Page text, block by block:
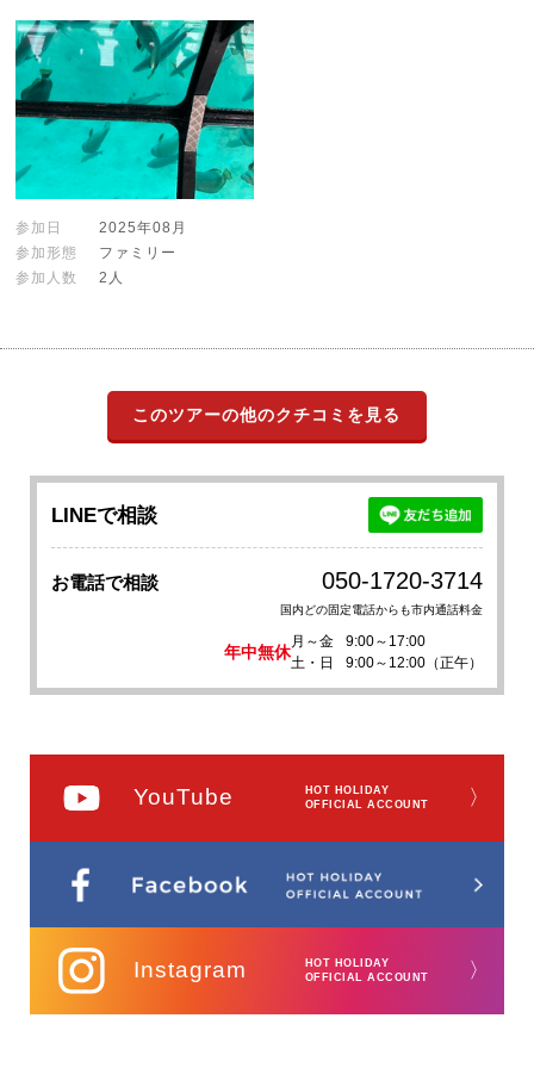
参加日
2025年08月
参加形態
ファミリー
参加人数
2人
このツアーの他のクチコミを見る
LINEで相談
お電話で相談 050-1720-3714
国内どの固定電話からも市内通話料金
年中無休
月～金
9:00～17:00
土・日
9:00～12:00（正午）
YouTube
HOT HOLIDAY
OFFICIAL ACCOUNT
〉
Instagram
HOT HOLIDAY
OFFICIAL ACCOUNT
〉